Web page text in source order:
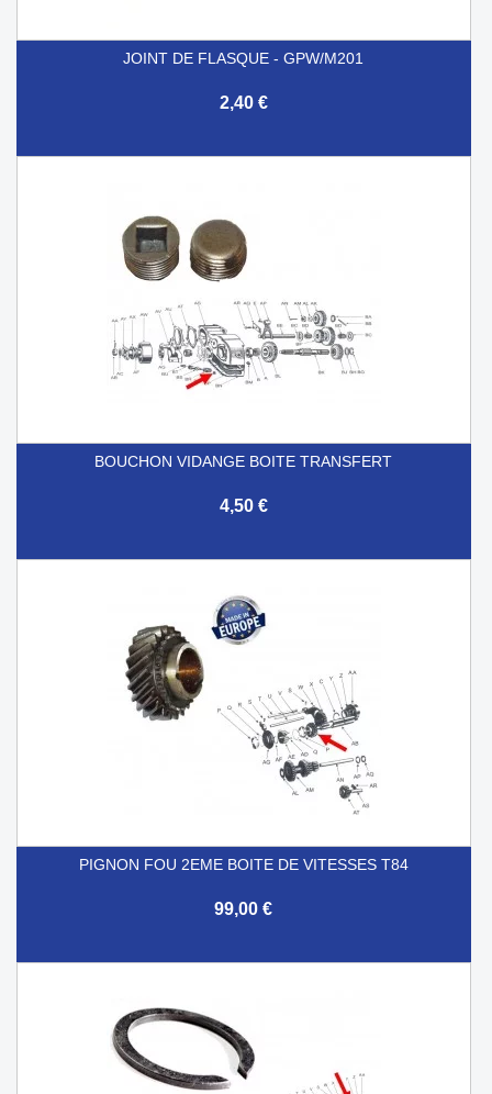
JOINT DE FLASQUE - GPW/M201
2,40 €
BOUCHON VIDANGE BOITE TRANSFERT
4,50 €
PIGNON FOU 2EME BOITE DE VITESSES T84
99,00 €